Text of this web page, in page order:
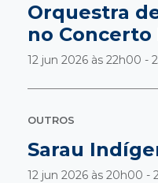
Orquestra
no
12 jun 2026 às 22h00 -
OUTROS
Sarau
12 jun 2026 às 20h00 -